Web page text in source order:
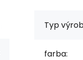
Typ
farba: